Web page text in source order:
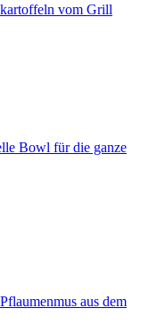
vom Grill
Bowl für die ganze
aus dem